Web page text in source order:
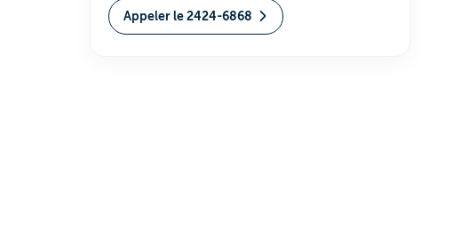
Appeler le 2424-6868